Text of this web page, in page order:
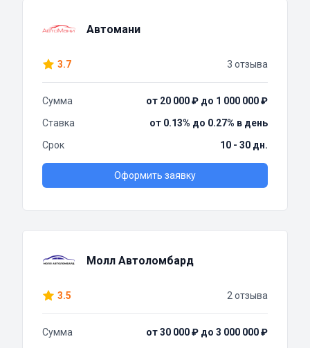
Автомани
3.7 3 отзыва
Сумма
от 20 000 ₽ до 1 000 000 ₽
Ставка
от 0.13% до 0.27% в день
Срок
10 - 30 дн.
Оформить заявку
Молл Автоломбард
3.5 2 отзыва
Сумма
от 30 000 ₽ до 3 000 000 ₽